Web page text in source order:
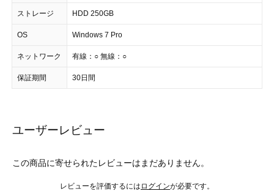
ストレージ HDD 250GB
OS Windows 7 Pro
ネットワーク 有線：○ 無線：○
保証期間 30日間
ユーザーレビュー
この商品に寄せられたレビューはまだありません。
レビューを評価するには ログインが必要です。